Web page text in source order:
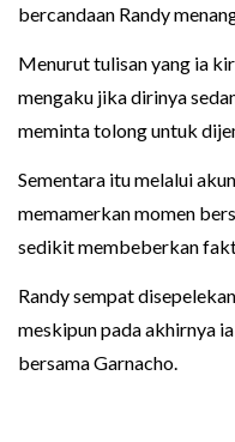
bercandaan Randy
Menurut tulisan yang ia
mengaku jika dirinya
meminta tolong untuk
Sementara itu melalui
memamerkan momen
sedikit membeberkan
Randy sempat
meskipun pada akhirnya
bersama Garnacho.